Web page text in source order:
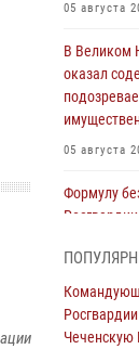
05 августа
В Великом
оказал
05 августа
Формулу
В столице
Чеченскую